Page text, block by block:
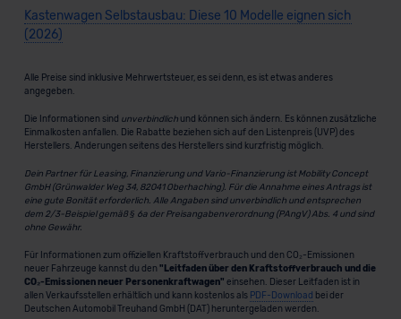
Kastenwagen Selbstausbau: Diese 10 Modelle eignen sich
(2026)
Alle Preise sind inklusive Mehrwertsteuer, es sei denn, es ist etwas anderes
angegeben.
Die Informationen sind unverbindlichund können sich ändern. Es können zusätzliche
Einmalkosten anfallen. Die Rabatte beziehen sich auf den Listenpreis (UVP) des
Herstellers. Änderungen seitens des Herstellers sind kurzfristig möglich.
Dein Partner für Leasing, Finanzierung und Vario-Finanzierung ist Mobility Concept
GmbH (Grünwalder Weg 34, 82041 Oberhaching). Für die Annahme eines Antrags ist
eine gute Bonität erforderlich. Alle Angaben sind unverbindlich und entsprechen
dem 2/3-Beispiel gemäß § 6a der Preisangabenverordnung (PAngV) Abs. 4 und sind
ohne Gewähr.
Für Informationen zum offiziellen Kraftstoffverbrauch und den CO₂-Emissionen
neuer Fahrzeuge kannst du den "Leitfaden über den Kraftstoffverbrauch und die
CO₂-Emissionen neuer Personenkraftwagen" einsehen. Dieser Leitfaden ist in
allen Verkaufsstellen erhältlich und kann kostenlos als PDF-Download bei der
Deutschen Automobil Treuhand GmbH (DAT) heruntergeladen werden.